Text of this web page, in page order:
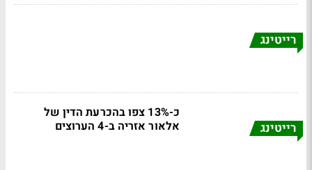
רייטינג
רייטינג
כ-13% צפו בהכרעת הדין של
אלאור אזריה ב-4 הערוצים